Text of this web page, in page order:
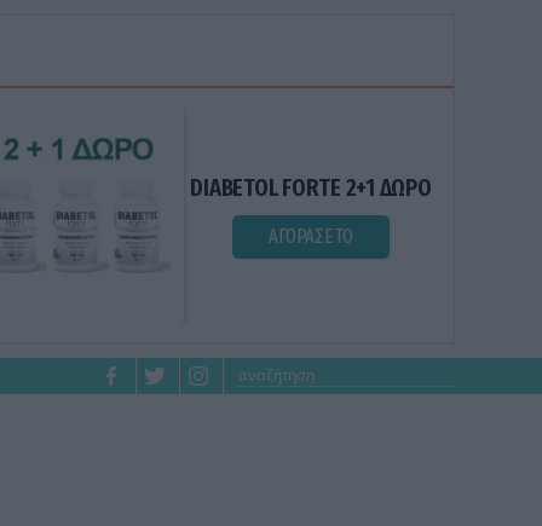
DIABETOL FORTE 2+1 ΔΩΡΟ
ΑΓΟΡΑΣΕ ΤΟ